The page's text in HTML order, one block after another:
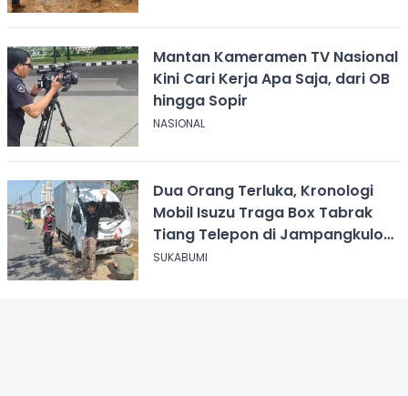
Mantan Kameramen TV Nasional
Kini Cari Kerja Apa Saja, dari OB
hingga Sopir
NASIONAL
Dua Orang Terluka, Kronologi
Mobil Isuzu Traga Box Tabrak
Tiang Telepon di Jampangkulon
Sukabumi
SUKABUMI